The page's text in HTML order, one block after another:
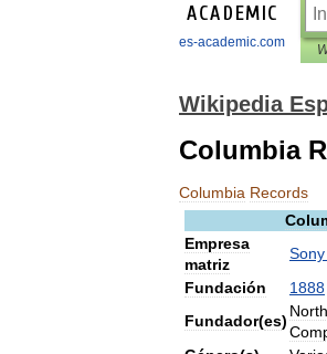
es-academic.com
Wikipedia
Columbia
Columbia Records
Empresa
matriz
Sony
Fundación
1888
Fundador(es)
North